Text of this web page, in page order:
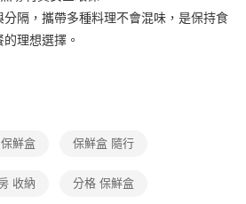
台灣大哥大用戶可立即使用無須另外申請。
用金額請依後續交易確認頁面所載為準。
狀況，表示未達大哥付你分期系統評分，恕無
「大哥付你分期」於每月結算日後寄送繳費提
含以上)免運費
隔，攜帶多種料理不會混味，是保持食
理想選擇。
鮮盒 保鮮盒 隨行
收納 分格 保鮮盒